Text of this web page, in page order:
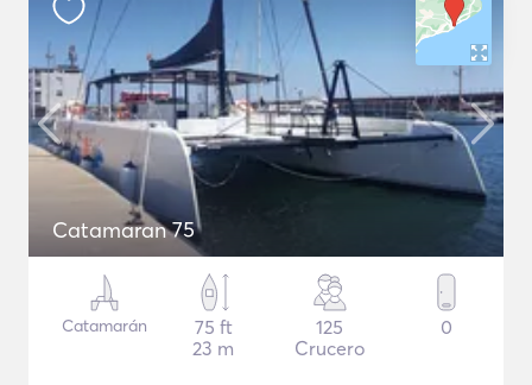
Catamaran 75
Catamarán
75 ft
23 m
125
Crucero
0